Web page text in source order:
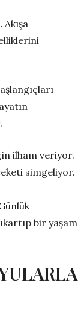
. Akışa
ilham veriyor.
simgeliyor.
bir yaşam